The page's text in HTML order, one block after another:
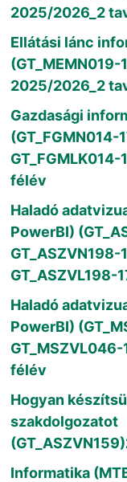
2025/2026_2
Ellátási lánc
(GT_MEMN019-
2025/2026_2
Gazdasági
(GT_FGMN014-
félév
Haladó
PowerBI)
GT_ASZVN198-
GT_ASZVL198-
Haladó
PowerBI)
félév
Hogyan
szakdolgozatot
Informatika